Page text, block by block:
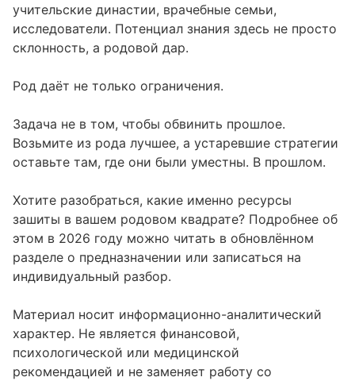
учительские династии, врачебные семьи,
исследователи. Потенциал знания здесь не просто
склонность, а родовой дар.
Род даёт не только ограничения.
Задача не в том, чтобы обвинить прошлое.
Возьмите из рода лучшее, а устаревшие стратегии
оставьте там, где они были уместны. В прошлом.
Хотите разобраться, какие именно ресурсы
зашиты в вашем родовом квадрате? Подробнее об
этом в 2026 году можно читать в обновлённом
разделе о предназначении или записаться на
индивидуальный разбор.
Материал носит информационно-аналитический
характер. Не является финансовой,
психологической или медицинской
рекомендацией и не заменяет работу со